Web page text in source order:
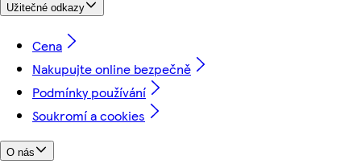
Užitečné odkazy
Cena
Nakupujte online bezpečně
Podmínky používání
Soukromí a cookies
O nás